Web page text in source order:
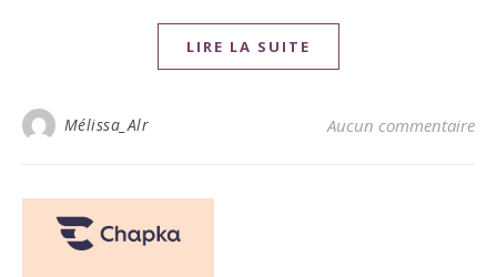
LIRE LA SUITE
Mélissa_Alr Aucun commentaire